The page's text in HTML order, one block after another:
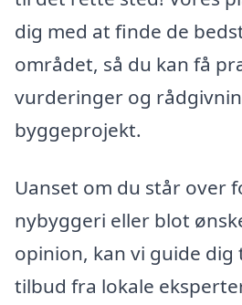
dig med at finde de
området, så du kan få
vurderinger og
byggeprojekt.
Uanset om du står over
nybyggeri eller blot
opinion, kan vi guide
tilbud fra lokale